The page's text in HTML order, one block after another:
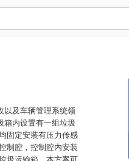
以及车辆管理系统领
箱内设置有一组垃圾
固定安装有压力传感
制腔，控制腔内安装